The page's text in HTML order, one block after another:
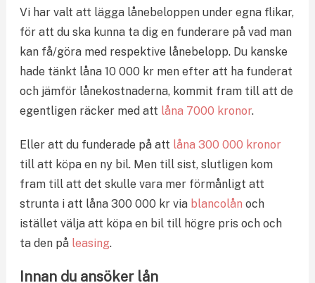
Vi har valt att lägga lånebeloppen under egna flikar,
för att du ska kunna ta dig en funderare på vad man
kan få/göra med respektive lånebelopp. Du kanske
hade tänkt låna 10 000 kr men efter att ha funderat
och jämför lånekostnaderna, kommit fram till att de
egentligen räcker med att låna 7000 kronor.
Eller att du funderade på att låna 300 000 kronor
till att köpa en ny bil. Men till sist, slutligen kom
fram till att det skulle vara mer förmånligt att
strunta i att låna 300 000 kr via blancolån och
istället välja att köpa en bil till högre pris och och
ta den på leasing.
Innan du ansöker lån